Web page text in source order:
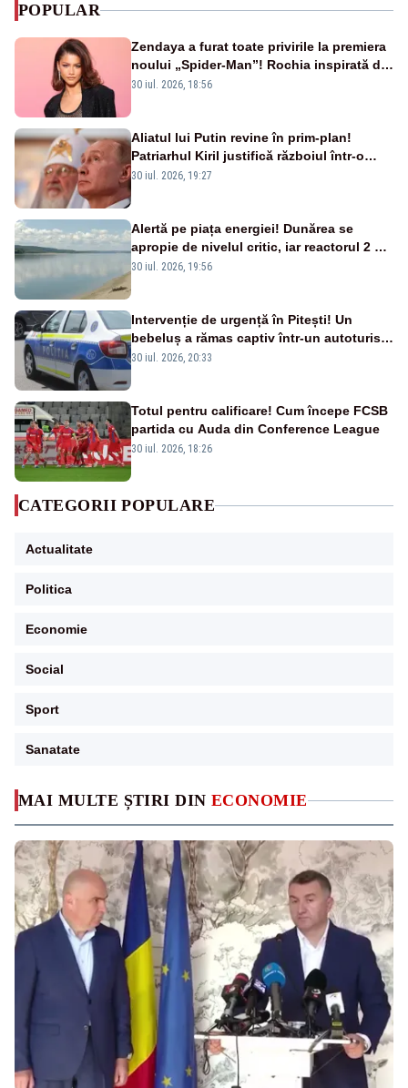
MAI MULTE ȘTIRI DIN ECONOMIE
POPULAR
Zendaya a furat toate privirile la premiera
noului „Spider-Man”! Rochia inspirată de
pânza de păianjen a făcut senzație
30 iul. 2026, 18:56
Aliatul lui Putin revine în prim-plan!
Patriarhul Kiril justifică războiul într-o
nouă carte
30 iul. 2026, 19:27
Alertă pe piața energiei! Dunărea se
apropie de nivelul critic, iar reactorul 2 de
la Cernavodă ar putea fi oprit
30 iul. 2026, 19:56
Intervenție de urgență în Pitești! Un
bebeluș a rămas captiv într-un autoturism
din cauza unei defecțiuni
30 iul. 2026, 20:33
Totul pentru calificare! Cum începe FCSB
partida cu Auda din Conference League
30 iul. 2026, 18:26
CATEGORII POPULARE
Actualitate
Politica
Economie
Social
Sport
Sanatate